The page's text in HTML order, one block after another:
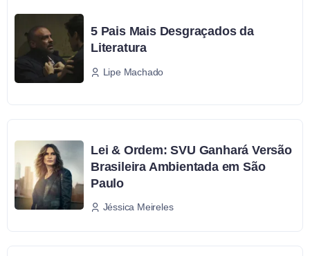
5 Pais Mais Desgraçados da
Literatura
Lipe Machado
Lei & Ordem: SVU Ganhará Versão
Brasileira Ambientada em São
Paulo
Jéssica Meireles